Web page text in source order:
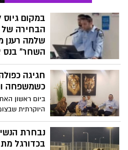
במקום
הבחירה של
שלמה רענן
השחר" בנס
הידעתם שישנם
לשעבר
אחד מהם הינו
שלמה רענן,
בארץ בכלל
חגיגה
כשמשפחה
ביום ראשון
היוקרתית
אחד בני
יותר מסיבה
ועורך הדין
נבחרת
בכדורגל